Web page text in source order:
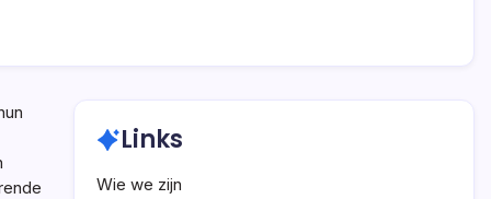
Links
Wie we zijn